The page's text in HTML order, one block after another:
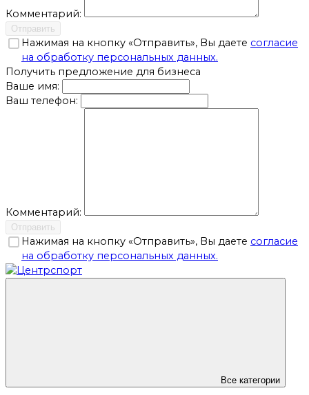
Комментарий:
Отправить
Нажимая на кнопку «Отправить», Вы даете согласие
на обработку персональных данных.
Получить предложение для бизнеса
Ваше имя:
Ваш телефон:
Комментарий:
Отправить
Нажимая на кнопку «Отправить», Вы даете согласие
на обработку персональных данных.
Все категории